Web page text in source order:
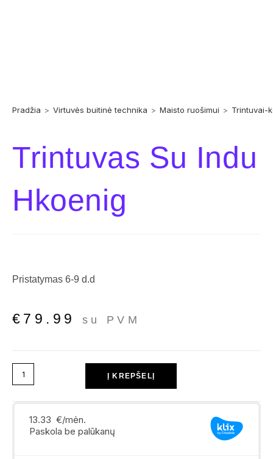
Pradžia > Virtuvės buitinė technika > Maisto ruošimui > Trintuvai-
Trintuvas Su Indu
Hkoenig
Pristatymas 6-9 d.d
€ 79.99 su PVM
Į KREPŠELĮ